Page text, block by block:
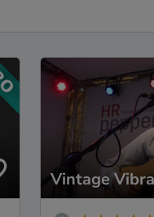
Vintage